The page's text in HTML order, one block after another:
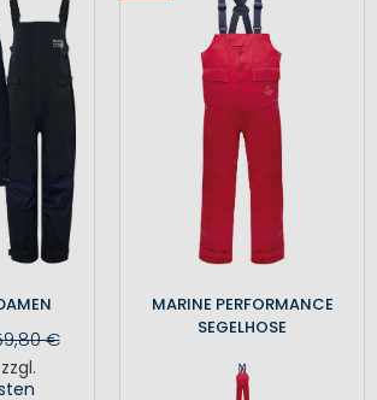
€
zzgl.
MARINE PERFORMANCE
SEGELHOSE